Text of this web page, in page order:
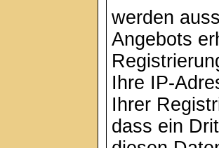
werden
Angebots
Ihre IP-
Ihrer
dass ein